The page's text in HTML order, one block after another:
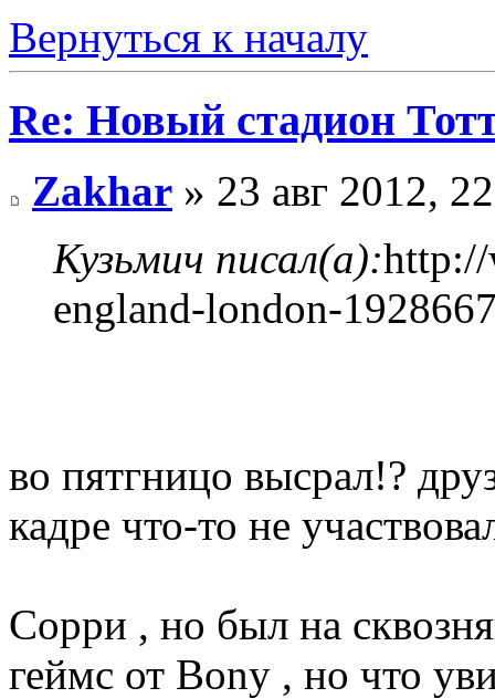
Вернуться к началу
Re: Новый стадион
Zakhar » 23 авг 2012,
Кузьмич писал(а):
england-london-
во пятгницо высрал!?
кадре что-то не
Сорри , но был на
геймс от Bony , но что